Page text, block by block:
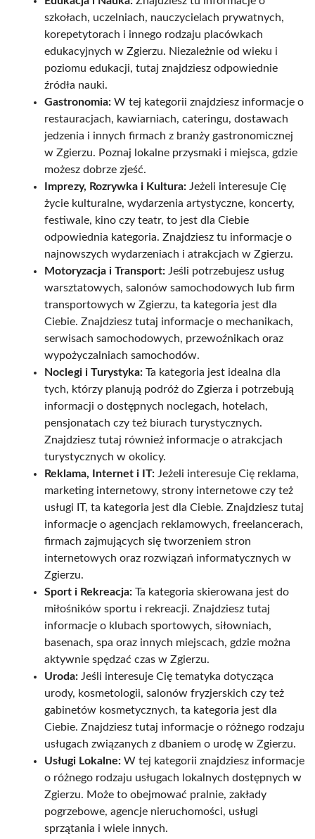
szkołach, uczelniach, nauczycielach prywatnych,
korepetytorach i innego rodzaju placówkach
edukacyjnych w Zgierzu. Niezależnie od wieku i
poziomu edukacji, tutaj znajdziesz odpowiednie
źródła nauki.
Gastronomia: W tej kategorii znajdziesz informacje o
restauracjach, kawiarniach, cateringu, dostawach
jedzenia i innych firmach z branży gastronomicznej
w Zgierzu. Poznaj lokalne przysmaki i miejsca, gdzie
możesz dobrze zjeść.
Imprezy, Rozrywka i Kultura: Jeżeli interesuje Cię
życie kulturalne, wydarzenia artystyczne, koncerty,
festiwale, kino czy teatr, to jest dla Ciebie
odpowiednia kategoria. Znajdziesz tu informacje o
najnowszych wydarzeniach i atrakcjach w Zgierzu.
Motoryzacja i Transport: Jeśli potrzebujesz usług
warsztatowych, salonów samochodowych lub firm
transportowych w Zgierzu, ta kategoria jest dla
Ciebie. Znajdziesz tutaj informacje o mechanikach,
serwisach samochodowych, przewoźnikach oraz
wypożyczalniach samochodów.
Noclegi i Turystyka: Ta kategoria jest idealna dla
tych, którzy planują podróż do Zgierza i potrzebują
informacji o dostępnych noclegach, hotelach,
pensjonatach czy też biurach turystycznych.
Znajdziesz tutaj również informacje o atrakcjach
turystycznych w okolicy.
Reklama, Internet i IT: Jeżeli interesuje Cię reklama,
marketing internetowy, strony internetowe czy też
usługi IT, ta kategoria jest dla Ciebie. Znajdziesz tutaj
informacje o agencjach reklamowych, freelancerach,
firmach zajmujących się tworzeniem stron
internetowych oraz rozwiązań informatycznych w
Zgierzu.
Sport i Rekreacja: Ta kategoria skierowana jest do
miłośników sportu i rekreacji. Znajdziesz tutaj
informacje o klubach sportowych, siłowniach,
basenach, spa oraz innych miejscach, gdzie można
aktywnie spędzać czas w Zgierzu.
Uroda: Jeśli interesuje Cię tematyka dotycząca
urody, kosmetologii, salonów fryzjerskich czy też
gabinetów kosmetycznych, ta kategoria jest dla
Ciebie. Znajdziesz tutaj informacje o różnego rodzaju
usługach związanych z dbaniem o urodę w Zgierzu.
Usługi Lokalne: W tej kategorii znajdziesz informacje
o różnego rodzaju usługach lokalnych dostępnych w
Zgierzu. Może to obejmować pralnie, zakłady
pogrzebowe, agencje nieruchomości, usługi
sprzątania i wiele innych.